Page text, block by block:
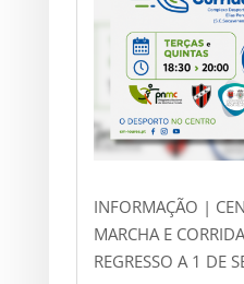
INFORMAÇÃO |
MARCHA E
REGRESSO A 1 DE